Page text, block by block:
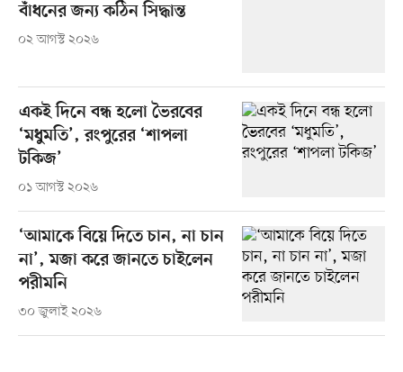
বাঁধনের জন্য কঠিন সিদ্ধান্ত
০২ আগস্ট ২০২৬
একই দিনে বন্ধ হলো ভৈরবের
‘মধুমতি’, রংপুরের ‘শাপলা
টকিজ’
০১ আগস্ট ২০২৬
‘আমাকে বিয়ে দিতে চান, না চান
না’, মজা করে জানতে চাইলেন
পরীমনি
৩০ জুলাই ২০২৬